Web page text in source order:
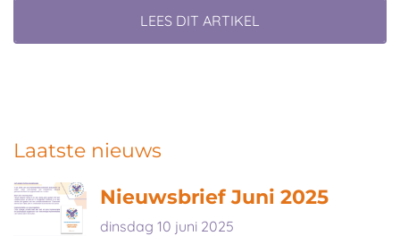
LEES DIT ARTIKEL
Laatste nieuws
Nieuwsbrief Juni 2025
dinsdag 10 juni 2025